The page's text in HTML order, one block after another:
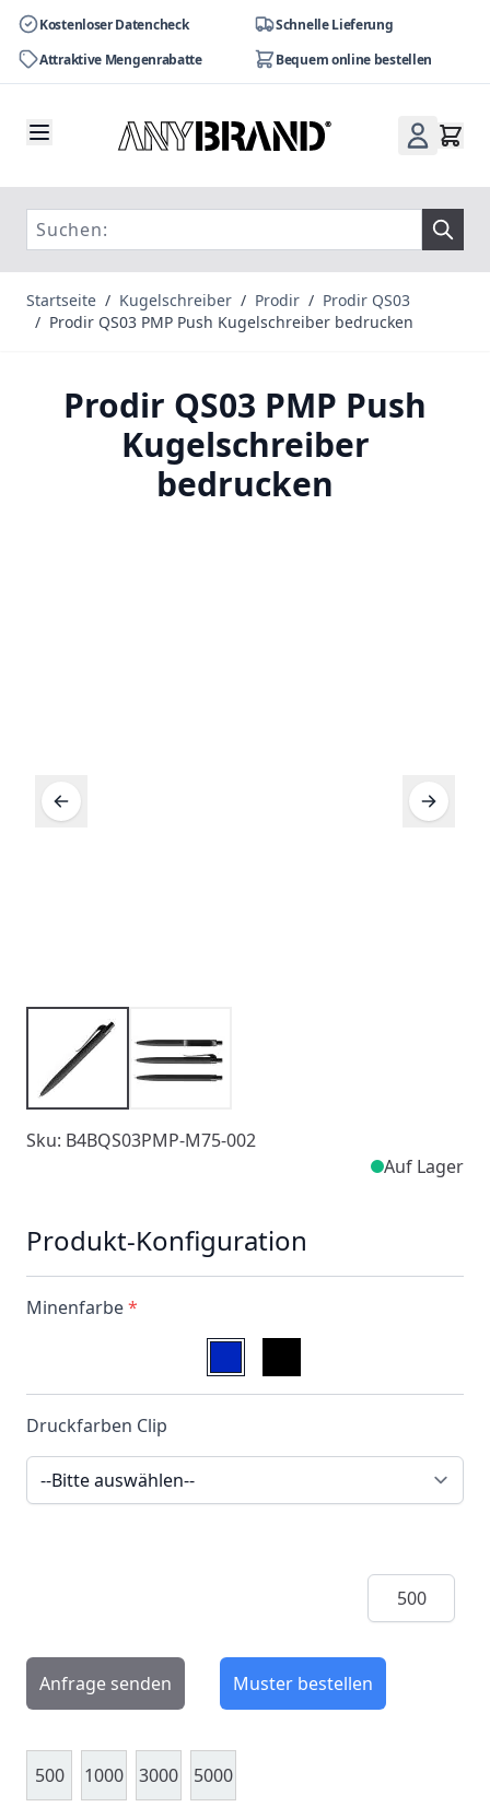
Kostenloser Datencheck
Schnelle Lieferung
Attraktive Mengenrabatte
Bequem online bestellen
Startseite / Kugelschreiber / Prodir / Prodir QS03
/ Prodir QS03 PMP Push Kugelschreiber bedrucken
Prodir QS03 PMP Push
Kugelschreiber
bedrucken
Sku: B4BQS03PMP-M75-002
Auf Lager
Produkt-Konfiguration
Minenfarbe*
Druckfarben Clip
Menge
Anfrage senden Muster bestellen
500 1000 3000 5000